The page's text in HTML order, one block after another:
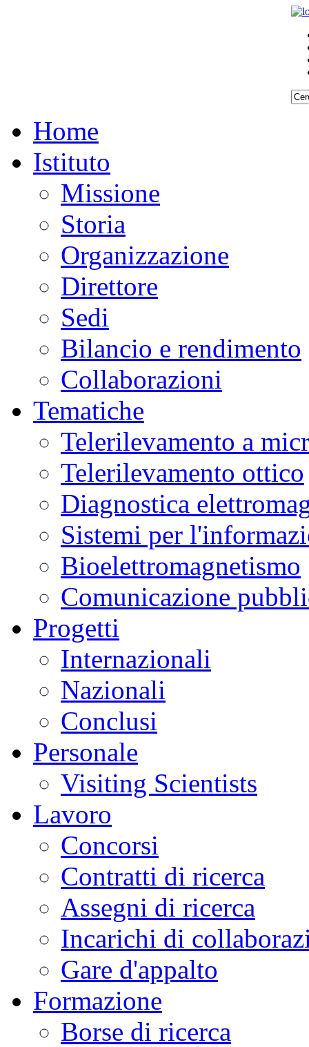
Home
Istituto
Missione
Storia
Organizzazione
Direttore
Sedi
Bilancio e rendimento
Collaborazioni
Tematiche
Telerilevamento a
Telerilevamento ottico
Diagnostica
Sistemi per
Bioelettromagnetismo
Comunicazione
Progetti
Internazionali
Nazionali
Conclusi
Personale
Visiting Scientists
Lavoro
Concorsi
Contratti di ricerca
Assegni di ricerca
Incarichi di
Gare d'appalto
Formazione
Borse di ricerca